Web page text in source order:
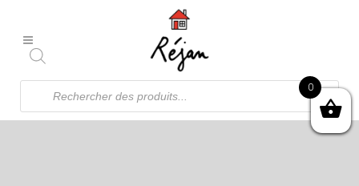
Recherche
produits
0